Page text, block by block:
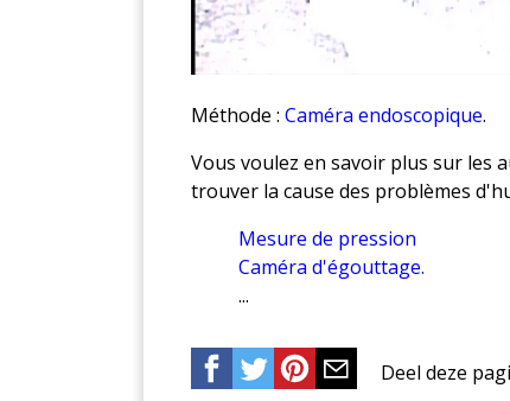
Méthode : Caméra endoscopique.
Vous voulez en savoir plus sur les
trouver la cause des problèmes
Mesure de pression
Caméra d'égouttage.
...
Deel deze